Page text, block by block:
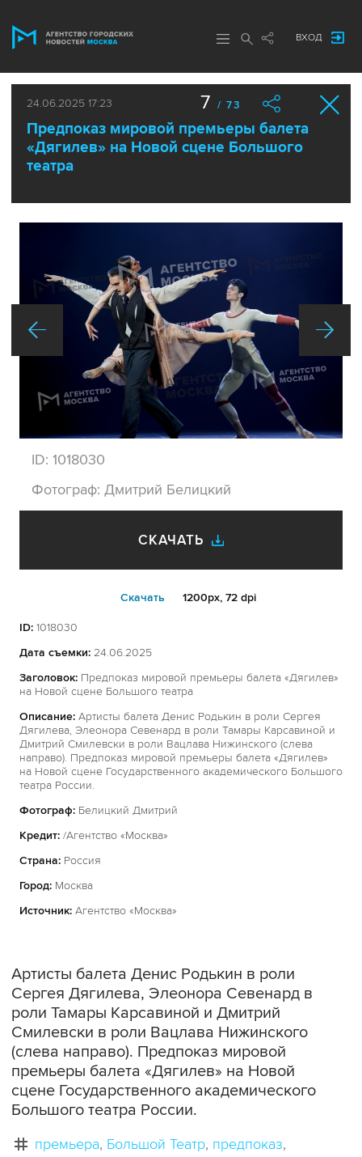
ВХОД
24.06.2025 17:23
Предпоказ мировой премьеры балета
«Дягилев» на Новой сцене Большого
театра
7 / 73
ID: 1018030
Фотограф: Дмитрий Белицкий
СКАЧАТЬ
Cкачать 1200px, 72 dpi
ID: 1018030
Дата съемки: 24.06.2025
Заголовок: Предпоказ мировой премьеры балета «Дягилев»
на Новой сцене Большого театра
Описание: Артисты балета Денис Родькин в роли Сергея
Дягилева, Элеонора Севенард в роли Тамары Карсавиной и
Дмитрий Смилевски в роли Вацлава Нижинского (слева
направо). Предпоказ мировой премьеры балета «Дягилев»
на Новой сцене Государственного академического Большого
театра России.
Фотограф: Белицкий Дмитрий
Кредит: /Агентство «Москва»
Страна: Россия
Город: Москва
Источник: Агентство «Москва»
Артисты балета Денис Родькин в роли
Сергея Дягилева, Элеонора Севенард в
роли Тамары Карсавиной и Дмитрий
Смилевски в роли Вацлава Нижинского
(слева направо). Предпоказ мировой
премьеры балета «Дягилев» на Новой
сцене Государственного академического
Большого театра России.
премьера Большой Театр предпоказ